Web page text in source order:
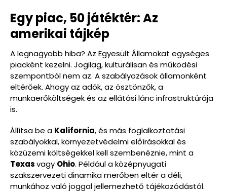
Egy piac, 50 játéktér: Az
amerikai tájkép
A legnagyobb hiba? Az Egyesült Államokat egységes
piacként kezelni. Jogilag, kulturálisan és működési
szempontból nem az. A szabályozások államonként
eltérőek. Ahogy az adók, az ösztönzők, a
munkaerőköltségek és az ellátási lánc infrastruktúrája
is.
Állítsa be a Kalifornia, és más foglalkoztatási
szabályokkal, környezetvédelmi előírásokkal és
közüzemi költségekkel kell szembenéznie, mint a
Texasvagy Ohio. Például a középnyugati
szakszervezeti dinamika merőben eltér a déli,
munkához való joggal jellemezhető tájékozódástól.